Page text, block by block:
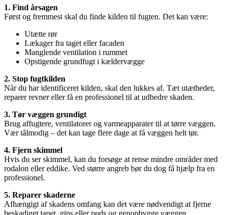
1. Find årsagen
Først og fremmest skal du finde kilden til fugten. Det kan være:
Utætte rør
Lækager fra taget eller facaden
Manglende ventilation i rummet
Opstigende grundfugt i kældervægge
2. Stop fugtkilden
Når du har identificeret kilden, skal den lukkes af. Tæt utætheder,
reparer revner eller få en professionel til at udbedre skaden.
3. Tør væggen grundigt
Brug affugtere, ventilatorer og varmeapparater til at tørre væggen.
Vær tålmodig – det kan tage flere dage at få væggen helt tør.
4. Fjern skimmel
Hvis du ser skimmel, kan du forsøge at rense mindre områder med
rodalon eller eddike. Ved større angreb bør du dog få hjælp fra en
professionel.
5. Reparer skaderne
Afhængigt af skadens omfang kan det være nødvendigt at fjerne